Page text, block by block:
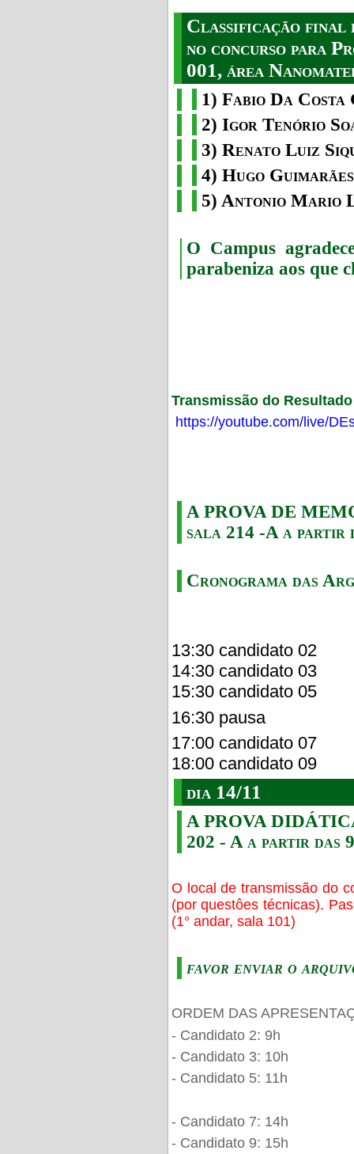
Classificação final
no concurso para
001, área
1) Fabio Da
2) Igor Tenório
3) Renato Luiz
4) Hugo
5) Antonio Mario
O Campus
parabeniza aos que
Transmissão do
https://youtube.com/live/
A PROVA DE
sala 214 -A a partir
Cronograma das
13:30 candidato 02
14:30 candidato 03
15:30 candidato 05
16:30 pausa
17:00 candidato 07
18:00 candidato 09
dia 14/11
A PROVA
202 - A a partir das
O local de transmissão do
(por questôes técnicas).
(1° andar, sala 101)
favor enviar o
ORDEM DAS
- Candidato 2: 9h
- Candidato 3: 10h
- Candidato 5: 11h
- Candidato 7: 14h
- Candidato 9: 15h